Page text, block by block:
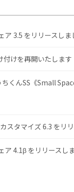
ア 3.5 をリリースしま
付けを再開いたします
ちくんSS《Small
スタマイズ 6.3 をリ
ア 4.1β をリリースし